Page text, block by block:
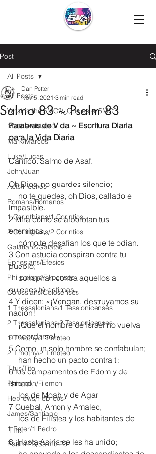
Post
All Posts
What is the 5MC?/¿Que es el 5MC?
Matthew/Mateo
Mark/Marcos
Luke/Lucas
John/Juan
Acts/Hechos
Romans/Romanos
1 Corinthians/1 Corintios
2 Corinthians/2 Corintios
Galatians/Gálatas
Ephesians/Efesios
Philippians/Filipenses
Colossians/Colosenses
1 Thessalonians/1 Tesalonicenses
2 Thessalonians/2 Tesalonicenses
1 Timothy/1 Timoteo
2 Timothy/2 Timoteo
Titus/Tito
Philemon/Filemon
Hebrews/Hebreos
James/Santiago
1 Peter/1 Pedro
Psalm 23/Salmo 23
All Posts
Salmo 83 ~ Psalm 83
Dan Potter
Nov 5, 2021 3 min read
Palabras de Vida ~ Escritura Diaria
para la Vida Diaria
Cántico. Salmo de Asaf.
Oh Dios, no guardes silencio;
impasible.
2 Mira cómo se alborotan tus
enemigos,
     cómo te desafían los que te odian.
3 Con astucia conspiran contra tu
pueblo;
     conspiran contra aquellos a
quienes tú estimas.
4 Y dicen: «¡Vengan, destruyamos su
nación!
     ¡Que el nombre de Israel no vuelva
a recordarse!»
5 Como un solo hombre se confabulan;
     han hecho un pacto contra ti:
6 los campamentos de Edom y de
Ismael,
     los de Moab y de Agar,
7 Guebal, Amón y Amalec,
     los de Filistea y los habitantes de
Tiro.
8 ¡Hasta Asiria se les ha unido;